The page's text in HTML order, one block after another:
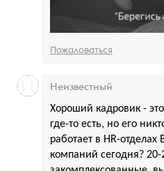
Пожаловаться
Хороший кадровик -
где-то есть, но его
работает в HR-отделах
компаний сегодня?
Неизвестный